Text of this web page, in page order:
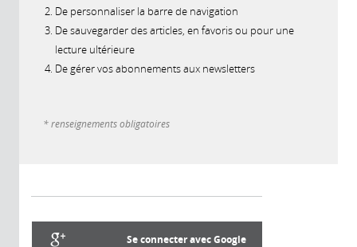
De personnaliser la barre de navigation
De sauvegarder des articles, en favoris ou pour une
lecture ultérieure
De gérer vos abonnements aux newsletters
* renseignements obligatoires
Se connecter avec Google